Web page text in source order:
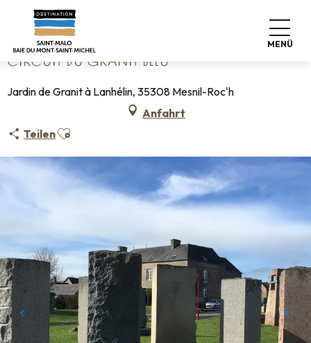
contenu
principal
MENÜ
Startseite
CIRCUIT DU GRANIT BLEU
Jardin de Granit à Lanhélin, 35308 Mesnil-Roc'h
Anfahrt
TeilenAjouter aux favoris